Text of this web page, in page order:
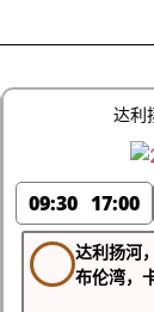
达利
09:30 17:00
达利扬河
布伦湾，